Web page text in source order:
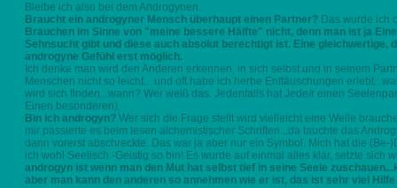
Bleibe ich also bei dem Androgynen.
Braucht ein androgyner Mensch überhaupt einen Partner? Das wurde ich
Brauchen im Sinne von "meine bessere Hälfte" nicht, denn man ist ja
Sehnsucht gibt und diese auch absolut berechtigt ist. Eine
androgyne Gefühl erst möglich.
Ich denke man wird den Anderen erkennen, in sich selbst und in seinem
Menschen nicht so leicht... und oft habe ich herbe Enttäuschungen
wird sich finden...wann? Wer weiß das. Jedenfalls hat Jede/r einen
Einen besonderen).
Bin ich androgyn? Wer sich die Frage stellt wird vielleicht eine Weile
mir passierte es beim lesen alchemistischer Schriften...da tauchte das
dann vorerst abschreckte. Das war ja aber nur ein Symbol. Mich hat die
ich wohl Seelisch -Geistig so bin! Es wurde auf einmal alles klar, setzte sich
androgyn ist wenn man den Mut hat selbst tief in seine Seele
aber man kann den anderen so annehmen wie er ist, das ist sehr viel